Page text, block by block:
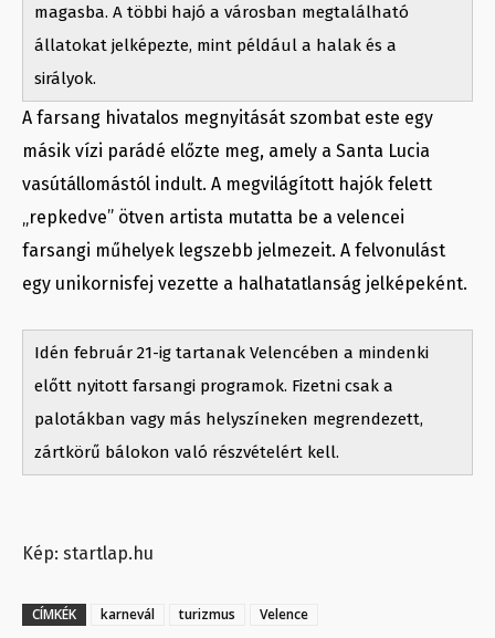
magasba. A többi hajó a városban megtalálható
állatokat jelképezte, mint például a halak és a
sirályok.
A farsang hivatalos megnyitását szombat este egy
másik vízi parádé előzte meg, amely a Santa Lucia
vasútállomástól indult. A megvilágított hajók felett
„repkedve” ötven artista mutatta be a velencei
farsangi műhelyek legszebb jelmezeit. A felvonulást
egy unikornisfej vezette a halhatatlanság jelképeként.
Idén február 21-ig tartanak Velencében a mindenki
előtt nyitott farsangi programok. Fizetni csak a
palotákban vagy más helyszíneken megrendezett,
zártkörű bálokon való részvételért kell.
Kép: startlap.hu
CÍMKÉK karnevál turizmus Velence